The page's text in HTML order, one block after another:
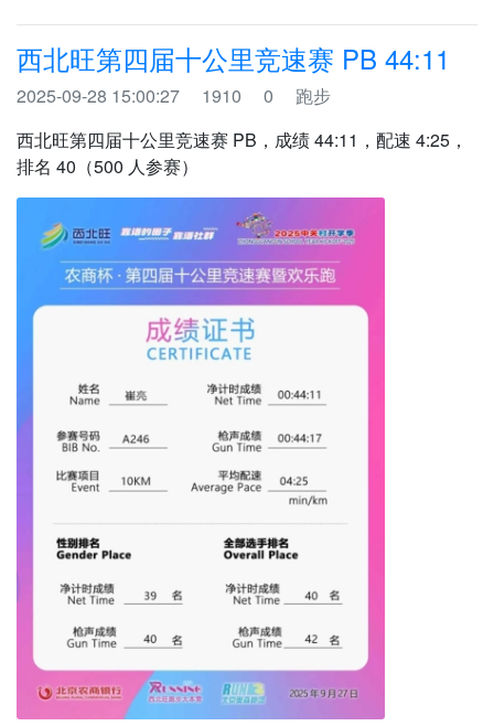
西北旺第四届十公里竞速赛 PB 44:11
2025-09-28 15:00:27 1910 0
跑步
西北旺第四届十公里竞速赛 PB，成绩 44:11，配速 4:25，
排名 40（500 人参赛）